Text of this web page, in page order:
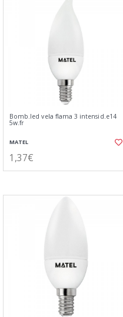
Bomb.led vela flama 3 intensid.e14
5w.fr
MATEL
1,37€